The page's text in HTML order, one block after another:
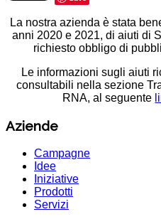
La nostra azienda è stata
anni 2020 e 2021, di aiuti di
richiesto obbligo di
Le informazioni sugli aiuti
consultabili nella sezione
RNA, al seguente
Aziende
Campagne
Idee
Iniziative
Prodotti
Servizi